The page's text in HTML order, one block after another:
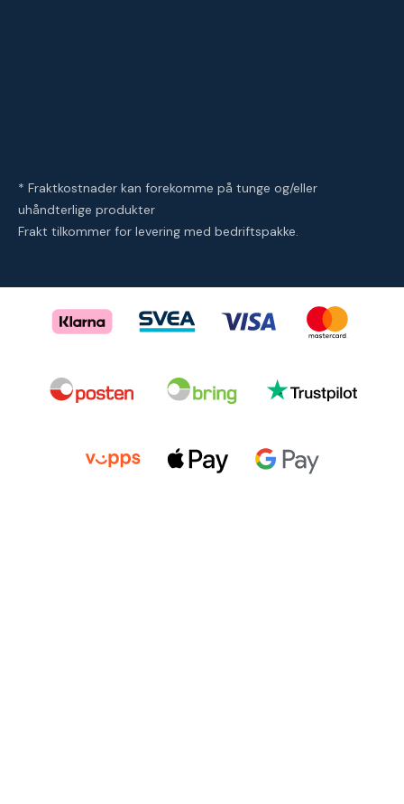
* Fraktkostnader kan forekomme på tunge og/eller
uhåndterlige produkter
Frakt tilkommer for levering med bedriftspakke.